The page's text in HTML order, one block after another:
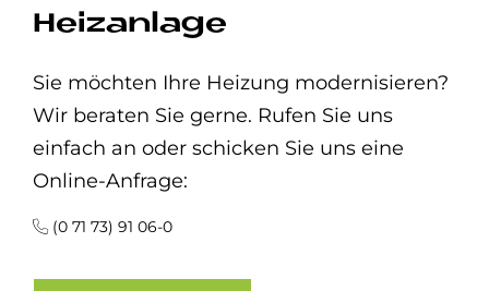
Heizanlage
Sie möchten Ihre Heizung modernisieren?
Wir beraten Sie gerne. Rufen Sie uns
einfach an oder schicken Sie uns eine
Online-Anfrage:
(0 71 73) 91 06-0